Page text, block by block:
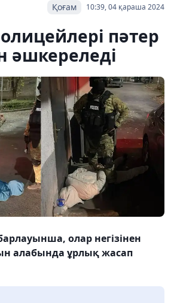
10:39, 04 қараша 2024
Қоғам
пәтер
әшкереледі
олар негізінен
алабында ұрлық жасап